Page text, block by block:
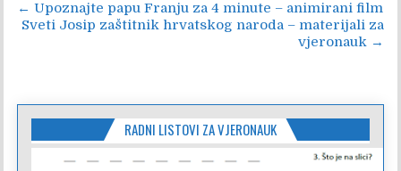
Navigacija
objava
← Upoznajte papu Franju za 4 minute – animirani film
Sveti Josip zaštitnik hrvatskog naroda – materijali za
vjeronauk →
RADNI LISTOVI ZA VJERONAUK